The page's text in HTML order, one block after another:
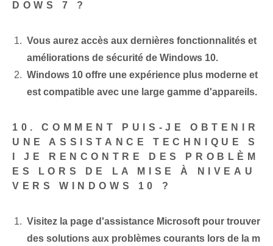
DOWS 7 ?
Vous aurez accès aux dernières fonctionnalités et
améliorations de sécurité de Windows 10.
Windows 10 offre une expérience plus moderne et
est compatible avec une large gamme d'appareils.
10. COMMENT PUIS-JE OBTENIR
UNE ASSISTANCE TECHNIQUE S
I JE RENCONTRE DES PROBLÈM
ES LORS DE LA MISE À NIVEAU
VERS WINDOWS 10 ?
Visitez la page d'assistance Microsoft pour trouver
des solutions aux problèmes courants lors de la m